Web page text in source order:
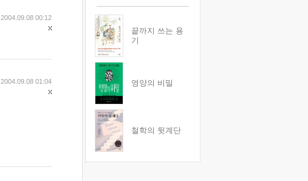
2004.09.08 00:12
2004.09.08 01:04
끝까지 쓰는 용
기
영양의 비밀
철학의 뒷계단